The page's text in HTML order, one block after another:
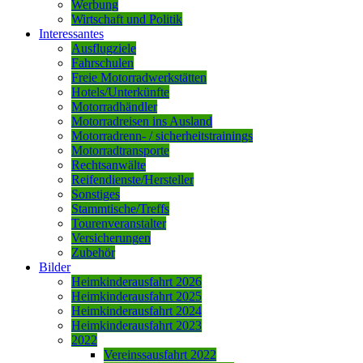
Werbung
Wirtschaft und Politik
Interessantes
Ausflugziele
Fahrschulen
Freie Motorradwerkstätten
Hotels/Unterkünfte
Motorradhändler
Motorradreisen ins Ausland
Motorradrenn- / sicherheitstrainings
Motorradtransporte
Rechtsanwälte
Reifendienste/Hersteller
Sonstiges
Stammtische/Treffs
Tourenveranstalter
Versicherungen
Zubehör
Bilder
Heimkinderausfahrt 2026
Heimkinderausfahrt 2025
Heimkinderausfahrt 2024
Heimkinderausfahrt 2023
2022
Vereinssausfahrt 2022